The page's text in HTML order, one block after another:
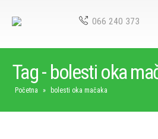
066 240 373
Tag - bolesti oka
Početna » bolesti oka mačaka